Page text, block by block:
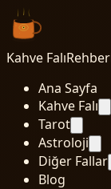
Kahve Falı
Ana Sayfa
Kahve Falı
Tarot
Astroloji
Diğer Fallar
Blog